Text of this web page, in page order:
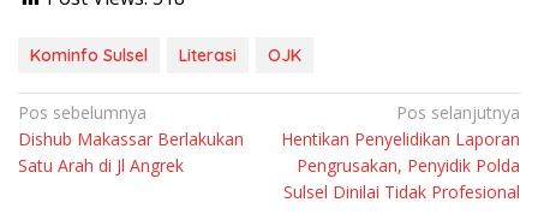
Kominfo Sulsel Literasi OJK
Navigasi
pos
Pos sebelumnya
Dishub Makassar Berlakukan
Satu Arah di Jl Angrek
Pos selanjutnya
Hentikan Penyelidikan Laporan
Pengrusakan, Penyidik Polda
Sulsel Dinilai Tidak Profesional